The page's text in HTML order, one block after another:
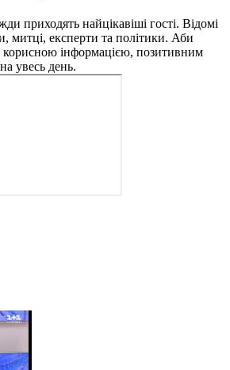
приходять найцікавіші гості. Відомі
митці, експерти та політики. Аби
інформацією, позитивним
увесь день.